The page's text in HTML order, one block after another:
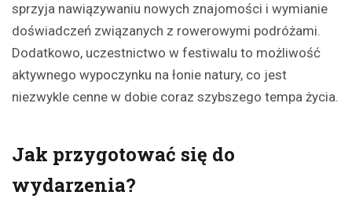
sprzyja nawiązywaniu nowych znajomości i wymianie
doświadczeń związanych z rowerowymi podróżami.
Dodatkowo, uczestnictwo w festiwalu to możliwość
aktywnego wypoczynku na łonie natury, co jest
niezwykle cenne w dobie coraz szybszego tempa życia.
Jak przygotować się do
wydarzenia?